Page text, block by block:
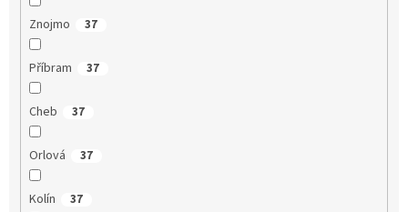
Znojmo 37
Příbram 37
Cheb 37
Orlová 37
Kolín 37